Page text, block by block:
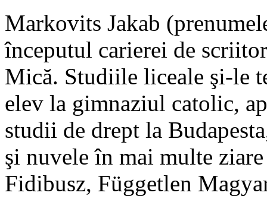
Markovits Jakab
începutul carierei de
Mică. Studiile liceale şi-le
elev la gimnaziul catolic,
studii de drept la
şi nuvele în mai multe
Fidibusz, Független